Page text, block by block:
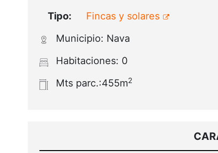
Tipo:
Fincas y solares
Municipio: Nava
Habitaciones: 0
Mts parc.:455m2